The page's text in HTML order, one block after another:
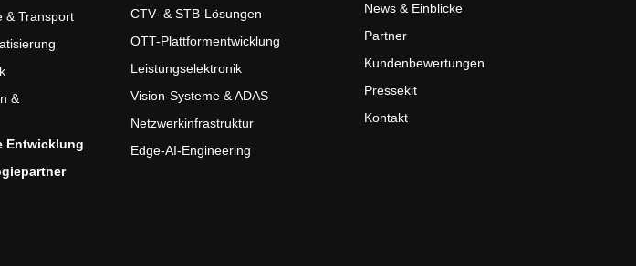
& Transport
&
Entwicklung
CTV- & STB-Lösungen
OTT-Plattformentwicklung
Leistungselektronik
Vision-Systeme & ADAS
Netzwerkinfrastruktur
Edge-AI-Engineering
News & Einblicke
Partner
Kundenbewertungen
Pressekit
Kontakt